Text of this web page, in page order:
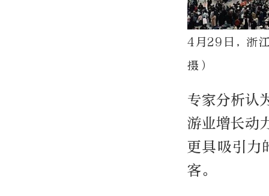
4月29日，浙
摄）
专家分析认
游业增长动
更具吸引力
客。